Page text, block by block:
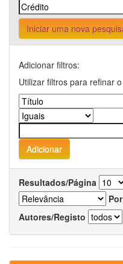
Iniciar uma nova
Adicionar filtros:
Utilizar filtros para refinar
Resultados/Página
Autores/Registo